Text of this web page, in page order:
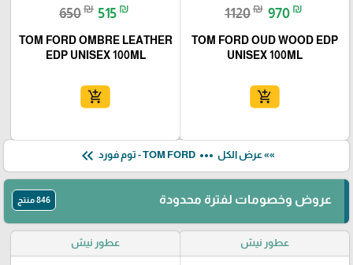
1120₪ 970 ₪
TOM FORD OUD WOOD EDP
UNISEX 100ML
add_shopping_cart
650₪ 515 ₪
TOM FORD OMBRE LEATHER
EDP UNISEX 100ML
add_shopping_cart
»» عرض الكل more_horiz
keyboard_double_arrow_left
عروض وخصومات لفترة محدودة 846 منتج
عطور نيش عطور نيش